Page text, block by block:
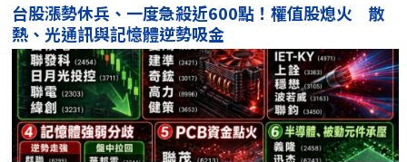
台股漲勢休兵、一度急殺近600點！權值股熄火 散
熱、光通訊與記憶體逆勢吸金